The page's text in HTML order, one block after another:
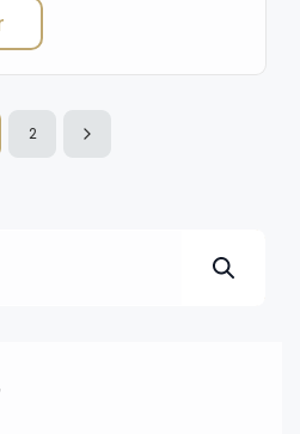
kiralanan alanlardır. SF-
alanında çeşitli
2